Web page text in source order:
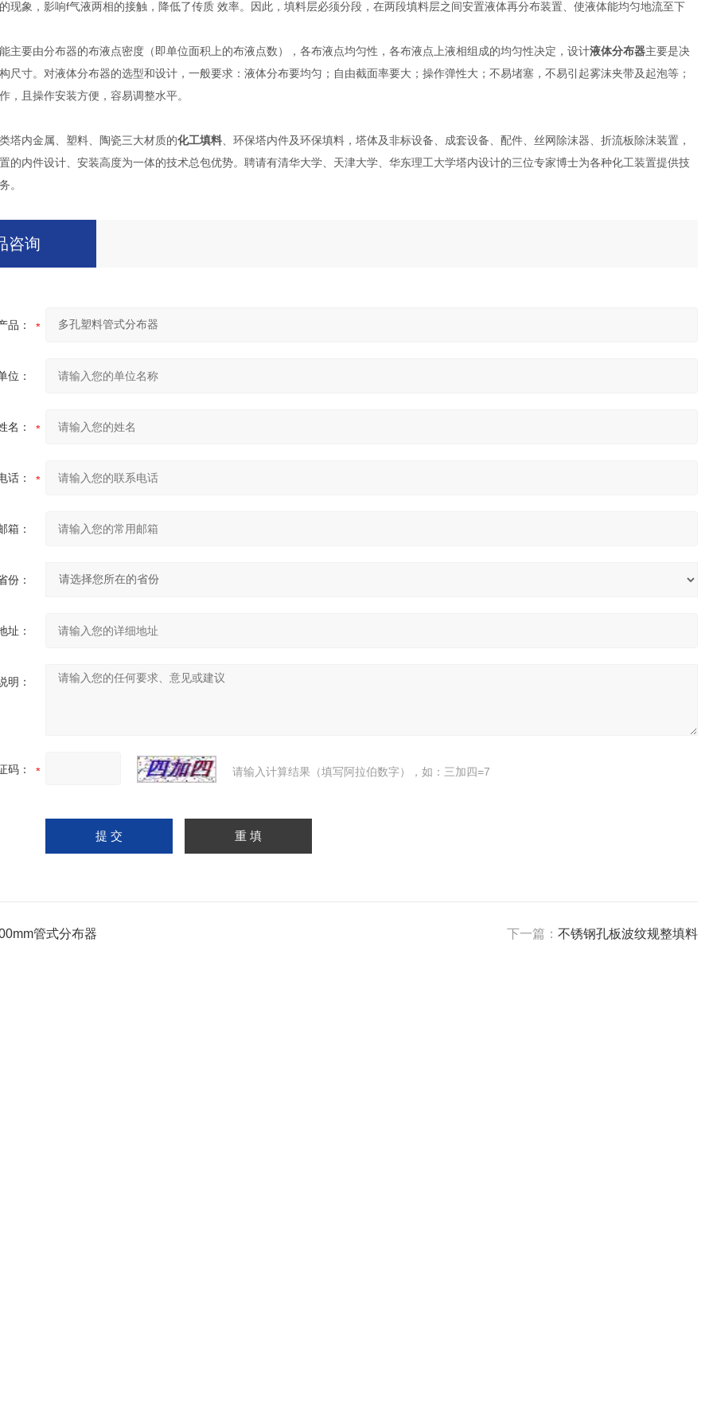
现象，影响f气液两相的接触，降低了传质 效率。因此，填料层必须分段，在两段填料层之间安置液体再分布装置、使液体能均匀地流至下
主要由分布器的布液点密度（即单位面积上的布液点数），各布液点均匀性，各布液点上液相组成的均匀性决定，设计液体分布器主要是决
尺寸。对液体分布器的选型和设计，一般要求：液体分布要均匀；自由截面率要大；操作弹性大；不易堵塞，不易引起雾沫夹带及起泡等；
，且操作安装方便，容易调整水平。
塔内金属、塑料、陶瓷三大材质的化工填料 、环保塔内件及环保填料，塔体及非标设备、成套设备、配件、丝网除沫器、折流板除沫装置，
的内件设计、安装高度为一体的技术总包优势。聘请有清华大学、天津大学、华东理工大学塔内设计的三位专家博士为各种化工装置提供技
。
咨询
品：
位：
名：
话：
箱：
份：
址：
明：
码： 请输入计算结果（填写阿拉伯数字），如：三加四=7
管式分布器 下一篇： 不锈钢孔板波纹规整填料